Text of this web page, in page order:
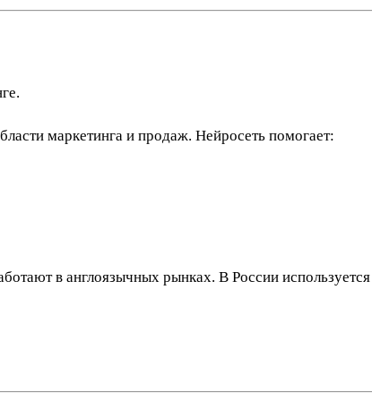
маркетинга и продаж. Нейросеть помогает:
в англоязычных рынках. В России